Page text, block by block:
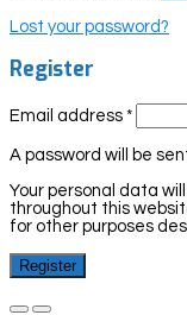
Lost your password?
Register
Email address *
A password will be
Your personal data
throughout this
for other purposes
Register